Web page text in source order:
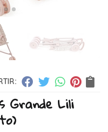
Grande Lili